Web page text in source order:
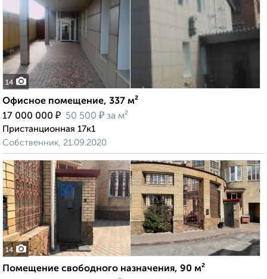
14
Офисное помещение, 337 м²
17 000 000 ₽ 50 500 ₽ за м²
Пристанционная 17к1
Собственник, 21.09.2020
14
Помещение свободного назначения, 90 м²